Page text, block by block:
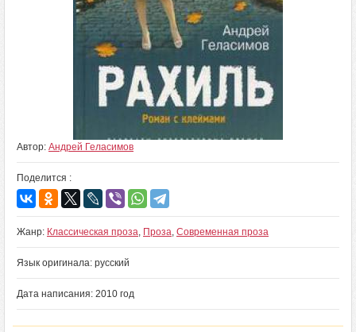
Автор: Андрей Геласимов
Поделится :
Жанр: Классическая проза, Проза, Современная проза
Язык оригинала: русский
Дата написания: 2010 год